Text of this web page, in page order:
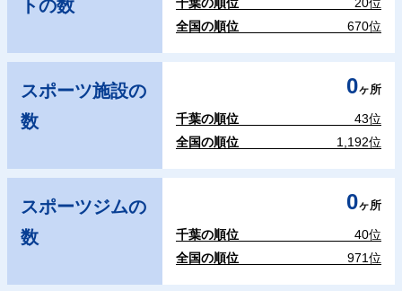
トの数
全国の順位
670位
スポーツ施設の
数
0ヶ所
千葉の順位
43位
全国の順位
1,192位
スポーツジムの
数
0ヶ所
千葉の順位
40位
全国の順位
971位